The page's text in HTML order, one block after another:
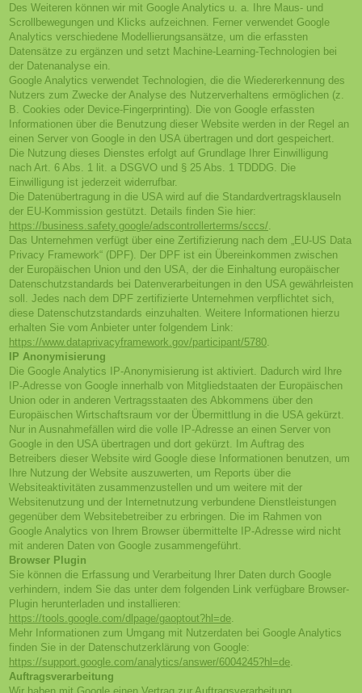
Des Weiteren können wir mit Google Analytics u. a. Ihre Maus- und
Scrollbewegungen und Klicks aufzeichnen. Ferner verwendet Google
Analytics verschiedene Modellierungsansätze, um die erfassten
Datensätze zu ergänzen und setzt Machine-Learning-Technologien bei
der Datenanalyse ein.
Google Analytics verwendet Technologien, die die Wiedererkennung des
Nutzers zum Zwecke der Analyse des Nutzerverhaltens ermöglichen (z.
B. Cookies oder Device-Fingerprinting). Die von Google erfassten
Informationen über die Benutzung dieser Website werden in der Regel an
einen Server von Google in den USA übertragen und dort gespeichert.
Die Nutzung dieses Dienstes erfolgt auf Grundlage Ihrer Einwilligung
nach Art. 6 Abs. 1 lit. a DSGVO und § 25 Abs. 1 TDDDG. Die
Einwilligung ist jederzeit widerrufbar.
Die Datenübertragung in die USA wird auf die Standardvertragsklauseln
der EU-Kommission gestützt. Details finden Sie hier:
https://business.safety.google/adscontrollerterms/sccs/.
Das Unternehmen verfügt über eine Zertifizierung nach dem „EU-US Data
Privacy Framework“ (DPF). Der DPF ist ein Übereinkommen zwischen
der Europäischen Union und den USA, der die Einhaltung europäischer
Datenschutzstandards bei Datenverarbeitungen in den USA gewährleisten
soll. Jedes nach dem DPF zertifizierte Unternehmen verpflichtet sich,
diese Datenschutzstandards einzuhalten. Weitere Informationen hierzu
erhalten Sie vom Anbieter unter folgendem Link:
https://www.dataprivacyframework.gov/participant/5780.
IP Anonymisierung
Die Google Analytics IP-Anonymisierung ist aktiviert. Dadurch wird Ihre
IP-Adresse von Google innerhalb von Mitgliedstaaten der Europäischen
Union oder in anderen Vertragsstaaten des Abkommens über den
Europäischen Wirtschaftsraum vor der Übermittlung in die USA gekürzt.
Nur in Ausnahmefällen wird die volle IP-Adresse an einen Server von
Google in den USA übertragen und dort gekürzt. Im Auftrag des
Betreibers dieser Website wird Google diese Informationen benutzen, um
Ihre Nutzung der Website auszuwerten, um Reports über die
Websiteaktivitäten zusammenzustellen und um weitere mit der
Websitenutzung und der Internetnutzung verbundene Dienstleistungen
gegenüber dem Websitebetreiber zu erbringen. Die im Rahmen von
Google Analytics von Ihrem Browser übermittelte IP-Adresse wird nicht
mit anderen Daten von Google zusammengeführt.
Browser Plugin
Sie können die Erfassung und Verarbeitung Ihrer Daten durch Google
verhindern, indem Sie das unter dem folgenden Link verfügbare Browser-
Plugin herunterladen und installieren:
https://tools.google.com/dlpage/gaoptout?hl=de.
Mehr Informationen zum Umgang mit Nutzerdaten bei Google Analytics
finden Sie in der Datenschutzerklärung von Google:
https://support.google.com/analytics/answer/6004245?hl=de.
Auftragsverarbeitung